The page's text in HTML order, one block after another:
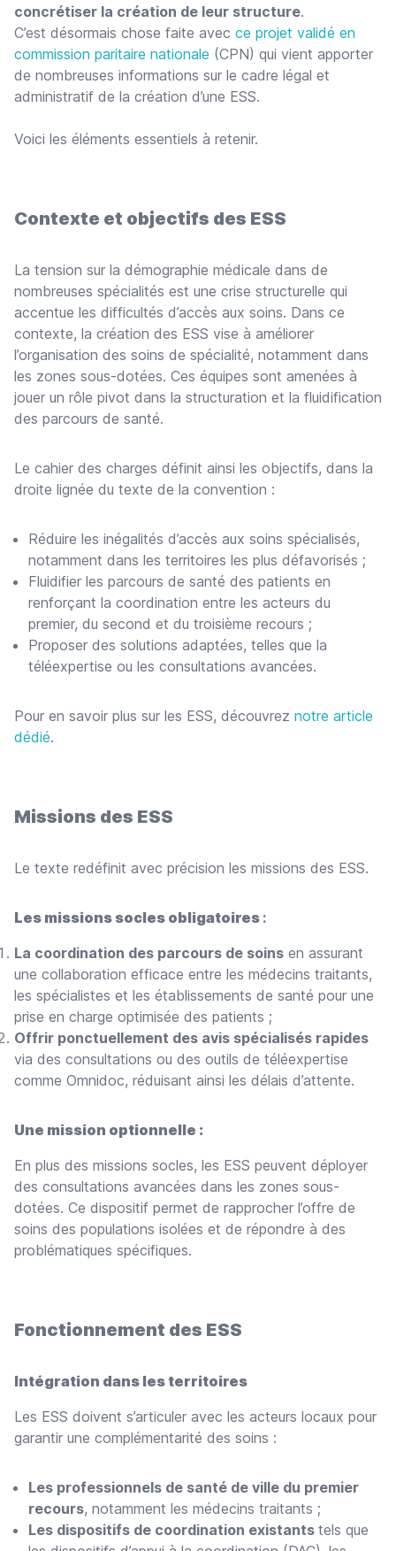
concrétiser la création de leur structure.
C’est désormais chose faite avec ce projet validé en
commission paritaire nationale (CPN) qui vient apporter
de nombreuses informations sur le cadre légal et
administratif de la création d’une ESS.
Voici les éléments essentiels à retenir.
Contexte et objectifs des ESS
La tension sur la démographie médicale dans de
nombreuses spécialités est une crise structurelle qui
accentue les difficultés d’accès aux soins. Dans ce
contexte, la création des ESS vise à améliorer
l’organisation des soins de spécialité, notamment dans
les zones sous-dotées. Ces équipes sont amenées à
jouer un rôle pivot dans la structuration et la fluidification
des parcours de santé.
Le cahier des charges définit ainsi les objectifs, dans la
droite lignée du texte de la convention :
Réduire les inégalités d’accès aux soins spécialisés,
notamment dans les territoires les plus défavorisés ;
Fluidifier les parcours de santé des patients en
renforçant la coordination entre les acteurs du
premier, du second et du troisième recours ;
Proposer des solutions adaptées, telles que la
téléexpertise ou les consultations avancées.
Pour en savoir plus sur les ESS, découvrez notre article
dédié.
Missions des ESS
Le texte redéfinit avec précision les missions des ESS.
Les missions socles obligatoires :
La coordination des parcours de soins en assurant
une collaboration efficace entre les médecins traitants,
les spécialistes et les établissements de santé pour une
prise en charge optimisée des patients ;
Offrir ponctuellement des avis spécialisés rapides
via des consultations ou des outils de téléexpertise
comme Omnidoc, réduisant ainsi les délais d’attente.
Une mission optionnelle :
En plus des missions socles, les ESS peuvent déployer
des consultations avancées dans les zones sous-
dotées. Ce dispositif permet de rapprocher l’offre de
soins des populations isolées et de répondre à des
problématiques spécifiques.
Fonctionnement des ESS
Intégration dans les territoires
Les ESS doivent s’articuler avec les acteurs locaux pour
garantir une complémentarité des soins :
Les professionnels de santé de ville du premier
recours, notamment les médecins traitants ;
Les dispositifs de coordination existants tels que